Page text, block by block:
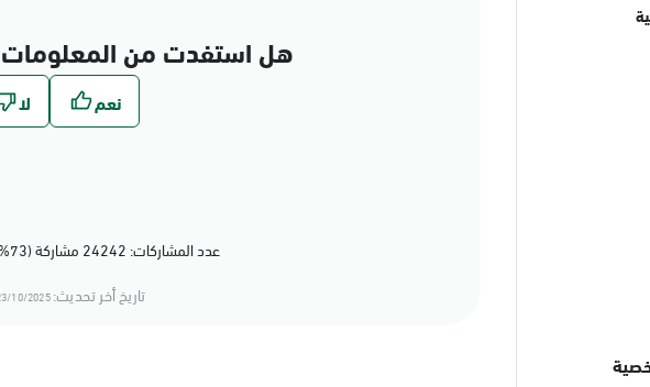
هل استفدت من
عدد المشاركات: 24242 مشاركة (73%) أعجبهم المحتوى
تاريخ أخر تحديث:10/2025 13:10